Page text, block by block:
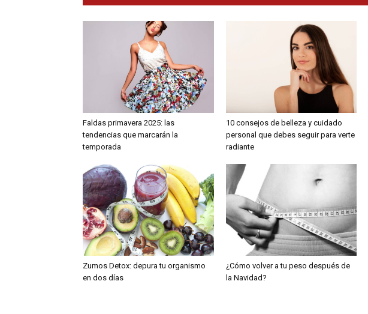
Faldas primavera 2025: las
tendencias que marcarán la
temporada
10 consejos de belleza y cuidado
personal que debes seguir para verte
radiante
Zumos Detox: depura tu organismo
en dos días
¿Cómo volver a tu peso después de
la Navidad?